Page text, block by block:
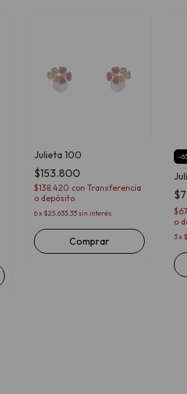
Julieta 100
$153.800
$138.420 con Transferencia
o depósito
6x $25.633,33 sin interés
Comprar
-
o
3x